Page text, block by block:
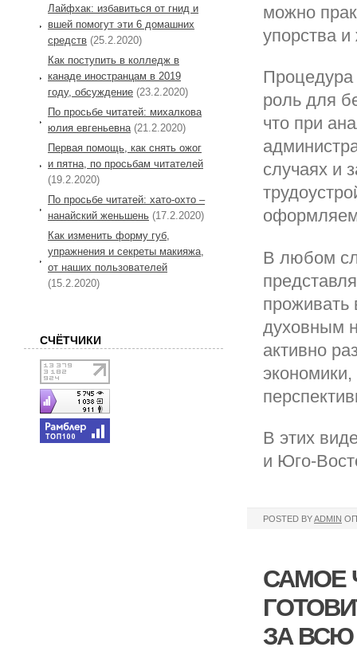
можно
упорства
Процедура
роль для
что при
случаях и
В любом
проживать
духовным
активно
экономики,
В этих
и Юго-
POSTED BYADMIN
САМОЕ
ЗА ВСЮ
Лайфхак: избавиться от гнид и
вшей помогут эти 6 домашних
средств (25.2.2020)
Как поступить в колледж в
канаде иностранцам в 2019
году, обсуждение (23.2.2020)
По просьбе читатей: михалкова
юлия евгеньевна (21.2.2020)
Первая помощь, как снять ожог
и пятна, по просьбам читателей
(19.2.2020)
По просьбе читатей: хато-охто –
нанайский женьшень (17.2.2020)
Как изменить форму губ,
упражнения и секреты макияжа,
от наших пользователей
(15.2.2020)
СЧЁТЧИКИ